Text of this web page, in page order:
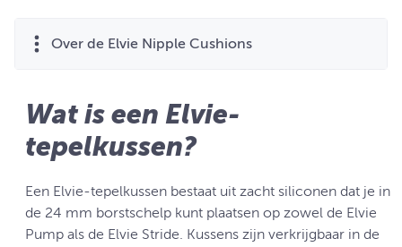
Over de Elvie Nipple Cushions
Wat is een Elvie-
tepelkussen?
Een Elvie-tepelkussen bestaat uit zacht siliconen dat je in
de 24 mm borstschelp kunt plaatsen op zowel de Elvie
Pump als de Elvie Stride. Kussens zijn verkrijgbaar in de